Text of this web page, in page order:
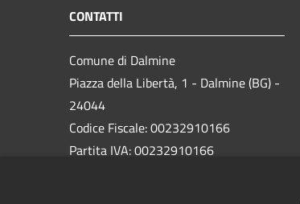
CONTATTI
Comune di Dalmine
Piazza della Libertà, 1 - Dalmine (BG) -
24044
Codice Fiscale: 00232910166
Partita IVA: 00232910166